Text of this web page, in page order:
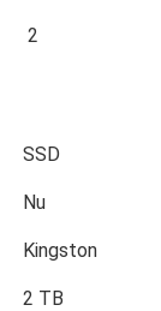
2
SSD
Nu
Kingston
2 TB